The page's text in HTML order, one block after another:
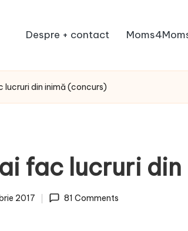
Despre + contact
lucruri din inimă (concurs)
fac lucruri
2017 81 Comments